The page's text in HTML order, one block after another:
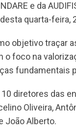
e da
quarta-feira,
objetivo traçar
o foco na
fundamentais
diretores das
Oliveira,
João Alberto.